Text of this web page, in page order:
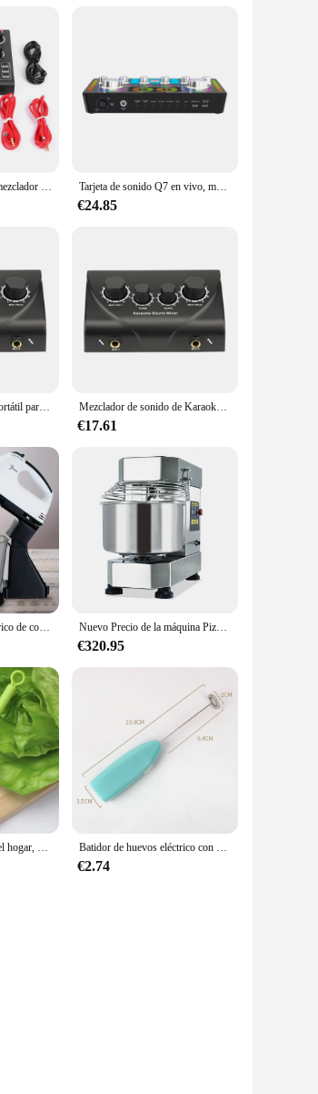
the rigors of the road, ensuring that
setups, the mezcladora musica is an
Tarjeta de sonido V9, mezclador de Audio externo para Karaoke, transmisión, grabación, juego de KTV en casa, canto de música, PC, teléfono móvil Tarjeta de sonido Q7 en vivo, mezclador de sonido, Podcast, Karaoke, estudio en casa, grabación, tarjeta de sonido profesional, Bluetooth, micrófono, mezclador, cambio de voz
€24.85
Mezclador de sonido portátil para Karaoke, sistema de entrada de micrófono Dual profesional, máquina de sonido de Audio Digital, Sistema mezclador Echo OK Mezclador de sonido de Karaoke profesional, sistema de Audio portátil, entradas de micrófono Dual, mezclador de sonido de Audio para amplificador y micrófono, EU/US
€17.61
Nuevo mezclador eléctrico de cocina multifuncional, mezclador de alimentos eléctrico silencioso de pie, mezclador automático de acero inoxidable Nuevo Precio de la máquina Pizza Industrial 10kg 25kg 30kg 50kg soporte comercial harina espiral pan mezclador de masa
€320.95
Batidora eléctrica para el hogar, batidora pequeña de mano para hornear pasteles, Mini batidora Manual para batir huevos de cocina Batidor de huevos eléctrico con mango de plástico, agitador de huevos, Espumador de leche, mezclador
€2.74